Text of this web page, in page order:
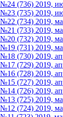
(736) 2019,
(735) 2019,
(734) 2019,
(733) 2019,
(732) 2019,
(731) 2019,
(730) 2019,
(729) 2019,
(728) 2019,
(727) 2019,
(726) 2019,
(725) 2019,
(724) 2019,